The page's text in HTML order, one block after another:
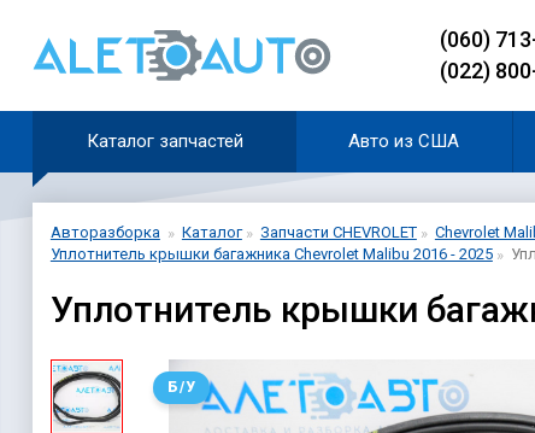
(060)
(022)
Каталог запчастей Авто из США
Авторазборка Каталог Запчасти CHEVROLET Chevrolet
Уплотнитель крышки багажника Chevrolet Malibu 2016 - 2025
Уплотнитель крышки
Б/У